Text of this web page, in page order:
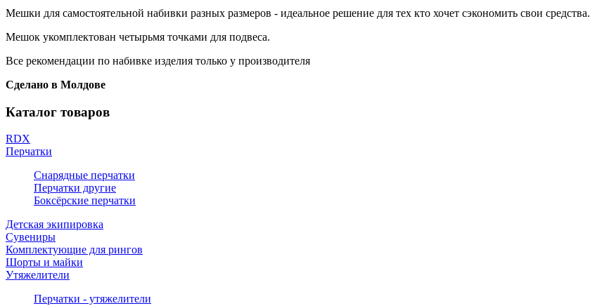
Мешки для самостоятельной набивки разных размеров - идеальное решение для тех кто хочет сэкономить свои средства.
Мешок укомплектован четырьмя точками для подвеса.
Все рекомендации по набивке изделия только у производителя
Сделано в Молдове
Каталог товаров
RDX
Перчатки
Снарядные перчатки
Перчатки другие
Боксёрские перчатки
Детская экипировка
Сувениры
Комплектующие для рингов
Шорты и майки
Утяжелители
Перчатки - утяжелители